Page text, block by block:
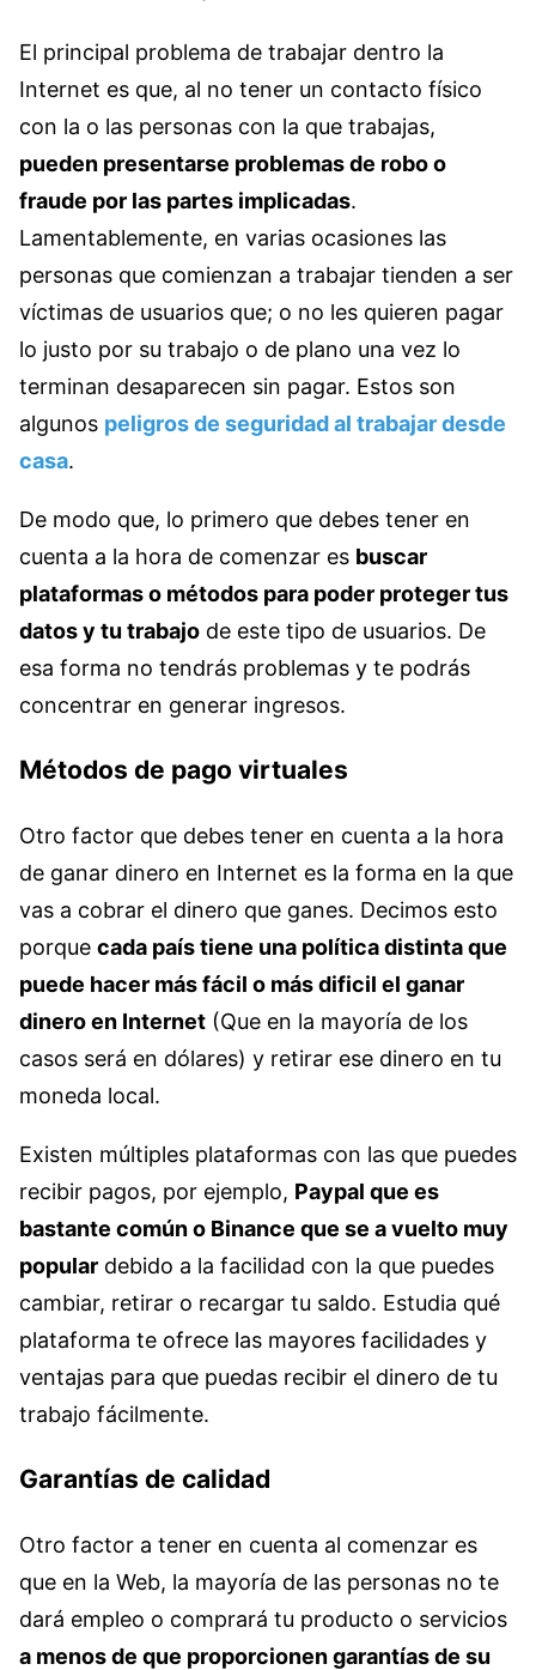
El principal problema de trabajar dentro la
Internet es que, al no tener un contacto físico
con la o las personas con la que trabajas,
pueden presentarse problemas de robo o
fraude por las partes implicadas.
Lamentablemente, en varias ocasiones las
personas que comienzan a trabajar tienden a ser
víctimas de usuarios que; o no les quieren pagar
lo justo por su trabajo o de plano una vez lo
terminan desaparecen sin pagar. Estos son
algunos peligros de seguridad al trabajar desde
casa.
De modo que, lo primero que debes tener en
cuenta a la hora de comenzar es buscar
plataformas o métodos para poder proteger tus
datos y tu trabajo de este tipo de usuarios. De
esa forma no tendrás problemas y te podrás
concentrar en generar ingresos.
Métodos de pago virtuales
Otro factor que debes tener en cuenta a la hora
de ganar dinero en Internet es la forma en la que
vas a cobrar el dinero que ganes. Decimos esto
porque cada país tiene una política distinta que
puede hacer más fácil o más dificil el ganar
dinero en Internet (Que en la mayoría de los
casos será en dólares) y retirar ese dinero en tu
moneda local.
Existen múltiples plataformas con las que puedes
recibir pagos, por ejemplo, Paypal que es
bastante común o Binance que se a vuelto muy
popular debido a la facilidad con la que puedes
cambiar, retirar o recargar tu saldo. Estudia qué
plataforma te ofrece las mayores facilidades y
ventajas para que puedas recibir el dinero de tu
trabajo fácilmente.
Garantías de calidad
Otro factor a tener en cuenta al comenzar es
que en la Web, la mayoría de las personas no te
dará empleo o comprará tu producto o servicios
a menos de que proporcionen garantías de su